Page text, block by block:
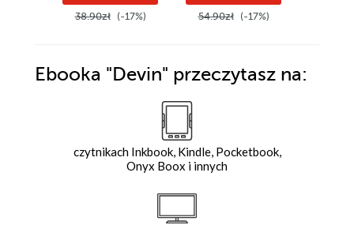
38.90zł (-17%) 54.90zł (-17%)
Ebooka "Devin" przeczytasz na:
czytnikach Inkbook, Kindle, Pocketbook,
Onyx Boox i innych